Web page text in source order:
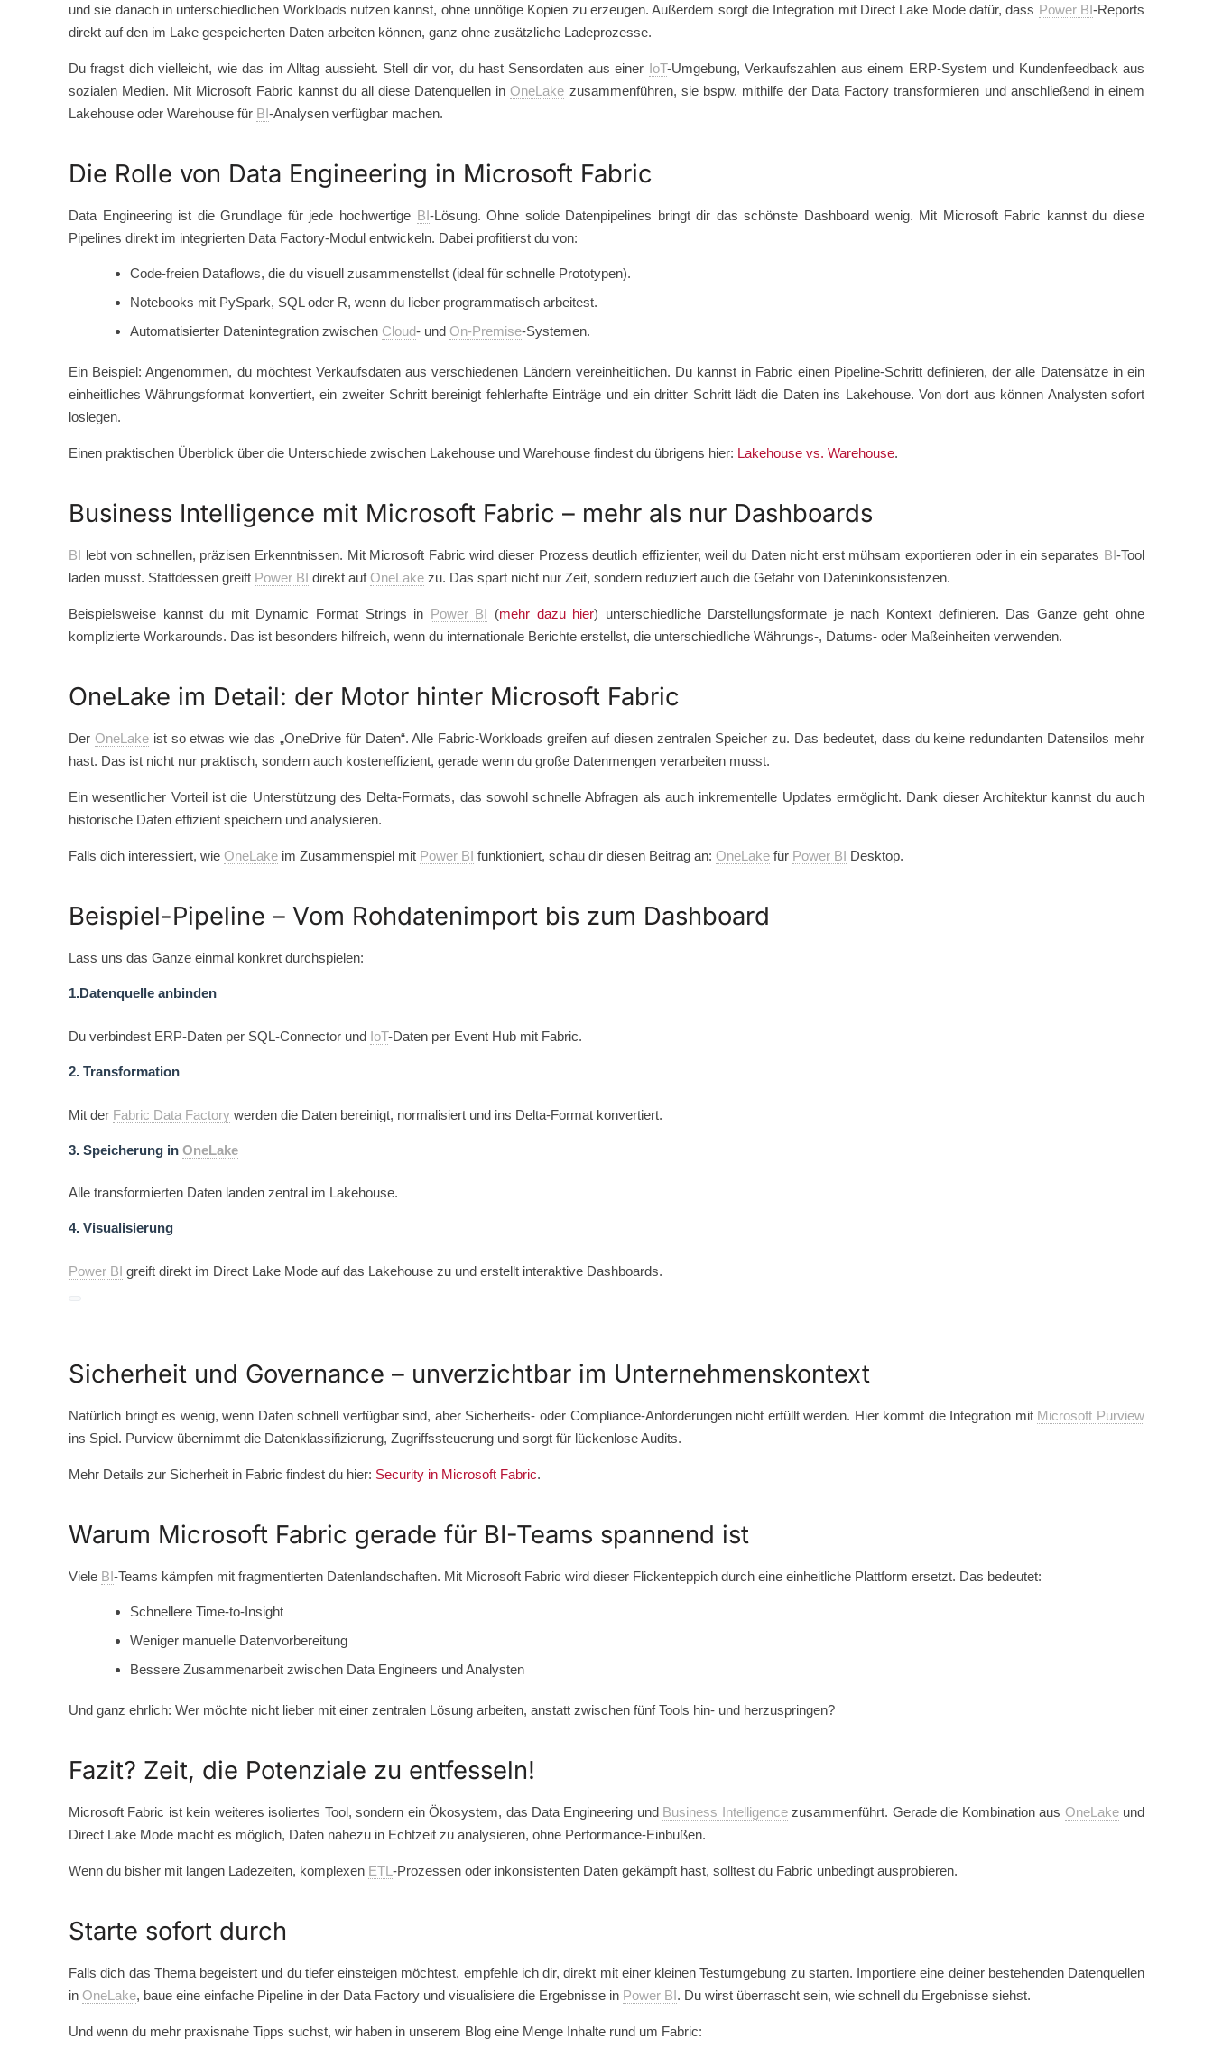
und sie danach in unterschiedlichen Workloads nutzen kannst, ohne unnötige Kopien zu erzeugen. Außerdem sorgt die Integration mit Direct Lake Mode dafür, dass Power BI-Reports
direkt auf den im Lake gespeicherten Daten arbeiten können, ganz ohne zusätzliche Ladeprozesse.
Du fragst dich vielleicht, wie das im Alltag aussieht. Stell dir vor, du hast Sensordaten aus einer IoT-Umgebung, Verkaufszahlen aus einem ERP-System und Kundenfeedback aus
sozialen Medien. Mit Microsoft Fabric kannst du all diese Datenquellen inOneLake zusammenführen, sie bspw. mithilfe der Data Factory transformieren und anschließend in einem
Lakehouse oder Warehouse für BI-Analysen verfügbar machen.
Die Rolle von Data Engineering in Microsoft Fabric
Data Engineering ist die Grundlage für jede hochwertige BI-Lösung. Ohne solide Datenpipelines bringt dir das schönste Dashboard wenig. Mit Microsoft Fabric kannst du diese
Pipelines direkt im integrierten Data Factory-Modul entwickeln. Dabei profitierst du von:
Code-freien Dataflows, die du visuell zusammenstellst (ideal für schnelle Prototypen).
Notebooks mit PySpark, SQL oder R, wenn du lieber programmatisch arbeitest.
Automatisierter Datenintegration zwischen Cloud- und On-Premise-Systemen.
Ein Beispiel: Angenommen, du möchtest Verkaufsdaten aus verschiedenen Ländern vereinheitlichen. Du kannst in Fabric einen Pipeline-Schritt definieren, der alle Datensätze in ein
einheitliches Währungsformat konvertiert, ein zweiter Schritt bereinigt fehlerhafte Einträge und ein dritter Schritt lädt die Daten ins Lakehouse. Von dort aus können Analysten sofort
loslegen.
Einen praktischen Überblick über die Unterschiede zwischen Lakehouse und Warehouse findest du übrigens hier: Lakehouse vs. Warehouse.
Business Intelligence mit Microsoft Fabric – mehr als nur Dashboards
BI lebt von schnellen, präzisen Erkenntnissen. Mit Microsoft Fabric wird dieser Prozess deutlich effizienter, weil du Daten nicht erst mühsam exportieren oder in ein separates BI-Tool
laden musst. Stattdessen greift Power BI direkt aufOneLake zu. Das spart nicht nur Zeit, sondern reduziert auch die Gefahr von Dateninkonsistenzen.
Beispielsweise kannst du mit Dynamic Format Strings in Power BI (mehr dazu hier) unterschiedliche Darstellungsformate je nach Kontext definieren. Das Ganze geht ohne
komplizierte Workarounds. Das ist besonders hilfreich, wenn du internationale Berichte erstellst, die unterschiedliche Währungs-, Datums- oder Maßeinheiten verwenden.
OneLake im Detail: der Motor hinter Microsoft Fabric
Der OneLakeist so etwas wie das „OneDrive für Daten“. Alle Fabric-Workloads greifen auf diesen zentralen Speicher zu. Das bedeutet, dass du keine redundanten Datensilos mehr
hast. Das ist nicht nur praktisch, sondern auch kosteneffizient, gerade wenn du große Datenmengen verarbeiten musst.
Ein wesentlicher Vorteil ist die Unterstützung des Delta-Formats, das sowohl schnelle Abfragen als auch inkrementelle Updates ermöglicht. Dank dieser Architektur kannst du auch
historische Daten effizient speichern und analysieren.
Falls dich interessiert, wie OneLake im Zusammenspiel mit Power BI funktioniert, schau dir diesen Beitrag an: OneLake für Power BI Desktop.
Beispiel-Pipeline – Vom Rohdatenimport bis zum Dashboard
Lass uns das Ganze einmal konkret durchspielen:
1.Datenquelle anbinden
Du verbindest ERP-Daten per SQL-Connector und IoT-Daten per Event Hub mit Fabric.
2. Transformation
Mit der Fabric Data Factory werden die Daten bereinigt, normalisiert und ins Delta-Format konvertiert.
3. Speicherung in OneLake
Alle transformierten Daten landen zentral im Lakehouse.
4. Visualisierung
Power BI greift direkt im Direct Lake Mode auf das Lakehouse zu und erstellt interaktive Dashboards.
Sicherheit und Governance – unverzichtbar im Unternehmenskontext
Natürlich bringt es wenig, wenn Daten schnell verfügbar sind, aber Sicherheits- oder Compliance-Anforderungen nicht erfüllt werden. Hier kommt die Integration mit Microsoft Purview
ins Spiel. Purview übernimmt die Datenklassifizierung, Zugriffssteuerung und sorgt für lückenlose Audits.
Mehr Details zur Sicherheit in Fabric findest du hier: Security in Microsoft Fabric.
Warum Microsoft Fabric gerade für BI-Teams spannend ist
Viele BI-Teams kämpfen mit fragmentierten Datenlandschaften. Mit Microsoft Fabric wird dieser Flickenteppich durch eine einheitliche Plattform ersetzt. Das bedeutet:
Schnellere Time-to-Insight
Weniger manuelle Datenvorbereitung
Bessere Zusammenarbeit zwischen Data Engineers und Analysten
Und ganz ehrlich: Wer möchte nicht lieber mit einer zentralen Lösung arbeiten, anstatt zwischen fünf Tools hin- und herzuspringen?
Fazit? Zeit, die Potenziale zu entfesseln!
Microsoft Fabric ist kein weiteres isoliertes Tool, sondern ein Ökosystem, das Data Engineering und Business Intelligencezusammenführt. Gerade die Kombination aus OneLakeund
Direct Lake Mode macht es möglich, Daten nahezu in Echtzeit zu analysieren, ohne Performance-Einbußen.
Wenn du bisher mit langen Ladezeiten, komplexen ETL -Prozessen oder inkonsistenten Daten gekämpft hast, solltest du Fabric unbedingt ausprobieren.
Starte sofort durch
Falls dich das Thema begeistert und du tiefer einsteigen möchtest, empfehle ich dir, direkt mit einer kleinen Testumgebung zu starten. Importiere eine deiner bestehenden Datenquellen
in OneLake, baue eine einfache Pipeline in der Data Factory und visualisiere die Ergebnisse in Power BI. Du wirst überrascht sein, wie schnell du Ergebnisse siehst.
Und wenn du mehr praxisnahe Tipps suchst, wir haben in unserem Blog eine Menge Inhalte rund um Fabric: